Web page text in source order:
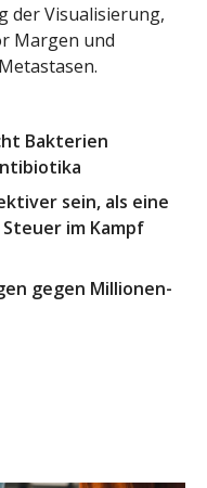
der Visualisierung,
Margen und
Bakterien
sein, als eine
im Kampf
gegen Millionen-